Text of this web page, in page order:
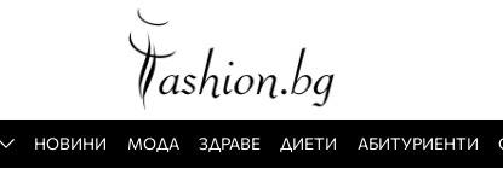
НОВИНИ МОДА ЗДРАВЕ ДИЕТИ АБИТУРИЕНТИ